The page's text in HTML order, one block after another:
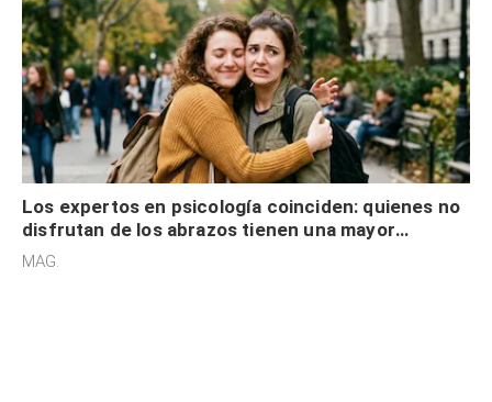
Los expertos en psicología coinciden: quienes no
disfrutan de los abrazos tienen una mayor
sensibilidad a los estímulos físicos y no es por
MAG.